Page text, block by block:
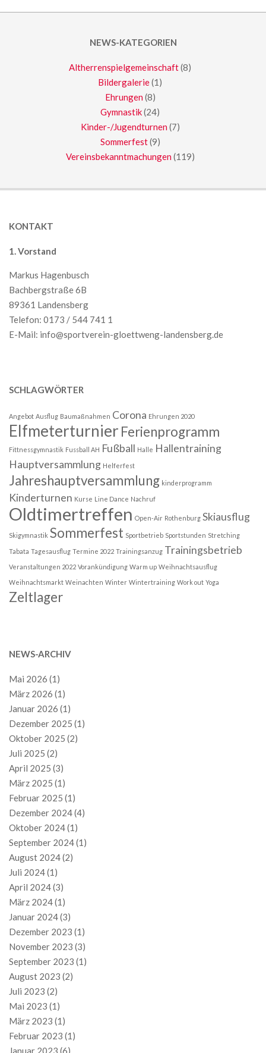
NEWS-KATEGORIEN
Altherrenspielgemeinschaft(8)
Bildergalerie(1)
Ehrungen (8)
Gymnastik(24)
Kinder-/Jugendturnen (7)
Sommerfest(9)
Vereinsbekanntmachungen (119)
KONTAKT
1. Vorstand
Markus Hagenbusch
Bachbergstraße 6B
89361 Landensberg
Telefon: 0173 / 544 741 1
E-Mail: info@sportverein-gloettweng-landensberg.de
SCHLAGWÖRTER
Angebot Ausflug Baumaßnahmen Corona Ehrungen 2020
Elfmeterturnier Ferienprogramm
Fittnessgymnastik Fussball AH Fußball Halle Hallentraining
Hauptversammlung Helferfest
Jahreshauptversammlung kinderprogramm
Kinderturnen Kurse Line Dance Nachruf
Oldtimertreffen Open-Air Rothenburg Skiausflug
Skigymnastik Sommerfest Sportbetrieb Sportstunden Stretching
Tabata Tagesausflug Termine 2022 Trainingsanzug Trainingsbetrieb
Veranstaltungen 2022 Vorankündigung Warm up Weihnachtsausflug
Weihnachtsmarkt Weinachten Winter Wintertraining Work out Yoga
Zeltlager
NEWS-ARCHIV
Mai 2026 (1)
März 2026 (1)
Januar 2026 (1)
Dezember 2025 (1)
Oktober 2025 (2)
Juli 2025 (2)
April 2025 (3)
März 2025 (1)
Februar 2025 (1)
Dezember 2024(4)
Oktober 2024(1)
September 2024(1)
August 2024(2)
Juli 2024(1)
April 2024(3)
März 2024(1)
Januar 2024(3)
Dezember 2023 (1)
November 2023 (3)
September 2023 (1)
August 2023 (2)
Juli 2023 (2)
Mai 2023 (1)
März 2023 (1)
Februar 2023 (1)
Januar 2023 (6)